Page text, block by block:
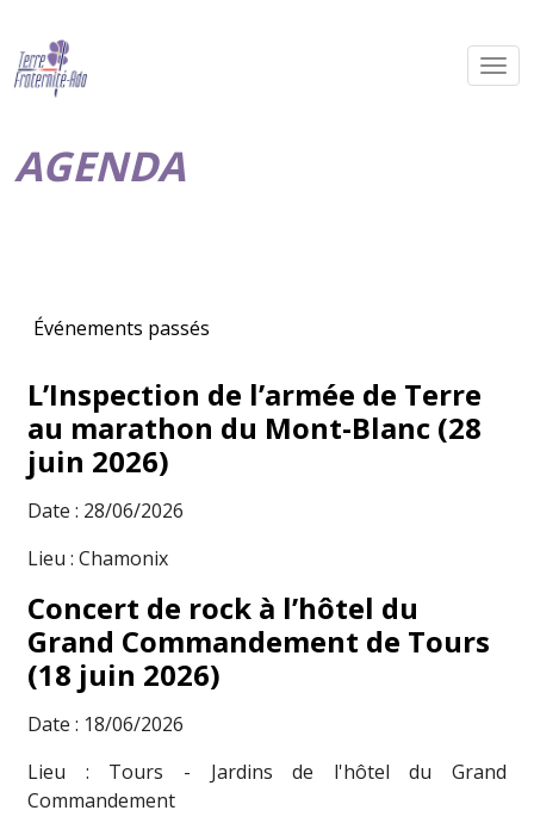
AGENDA
Événements passés
L’Inspection de l’armée de Terre
au marathon du Mont-Blanc (28
juin 2026)
Date : 28/06/2026
Lieu : Chamonix
Concert de rock à l’hôtel du
Grand Commandement de Tours
(18 juin 2026)
Date : 18/06/2026
Lieu : Tours - Jardins de l'hôtel du Grand
Commandement